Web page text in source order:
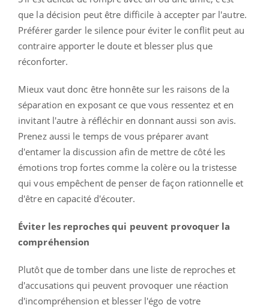
que la décision peut être difficile à accepter par l'autre.
Préférer garder le silence pour éviter le conflit peut au
contraire apporter le doute et blesser plus que
réconforter.
Mieux vaut donc être honnête sur les raisons de la
séparation en exposant ce que vous ressentez et en
invitant l'autre à réfléchir en donnant aussi son avis.
Prenez aussi le temps de vous préparer avant
d'entamer la discussion afin de mettre de côté les
émotions trop fortes comme la colère ou la tristesse
qui vous empêchent de penser de façon rationnelle et
d'être en capacité d'écouter.
Éviter les reproches qui peuvent provoquer la
compréhension
Plutôt que de tomber dans une liste de reproches et
d'accusations qui peuvent provoquer une réaction
d'incompréhension et blesser l'égo de votre